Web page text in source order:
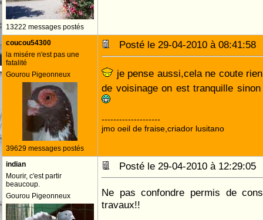
13222 messages postés
coucou54300
la misére n'est pas une
fatalité
Gourou Pigeonneux
39629 messages postés
Posté le 29-04-2010 à
je pense aussi,cela ne coute
de voisinage on est tranquille
--------------------
jmo oeil de fraise,criador lusitano
indian
Mourir, c'est partir
beaucoup.
Gourou Pigeonneux
Posté le 29-04-2010 à
Ne pas confondre permis de
travaux!!